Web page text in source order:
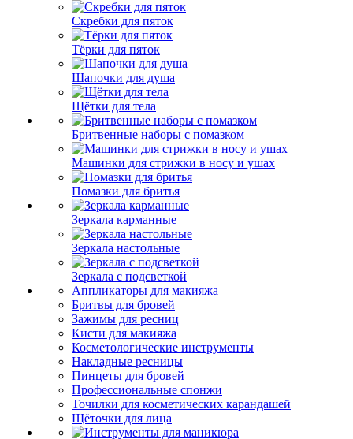
Скребки для пяток
Тёрки для пяток
Шапочки для душа
Щётки для тела
Бритвенные наборы с помазком
Машинки для стрижки в носу и ушах
Помазки для бритья
Зеркала карманные
Зеркала настольные
Зеркала с подсветкой
Аппликаторы для макияжа
Бритвы для бровей
Зажимы для ресниц
Кисти для макияжа
Косметологические инструменты
Накладные ресницы
Пинцеты для бровей
Профессиональные спонжи
Точилки для косметических карандашей
Щёточки для лица